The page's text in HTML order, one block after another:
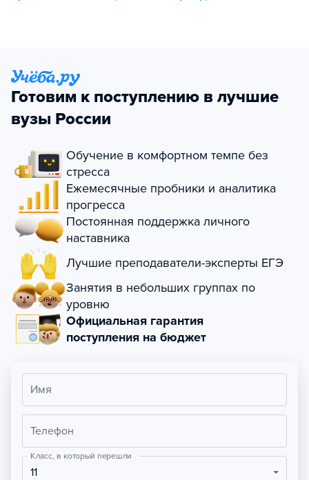
Готовим к поступлению в лучшие
вузы России
Обучение в комфортном темпе без
стресса
Ежемесячные пробники и аналитика
прогресса
Постоянная поддержка личного
наставника
Лучшие преподаватели-эксперты ЕГЭ
Занятия в небольших группах по
уровню
Официальная гарантия
поступления на бюджет
Имя
Телефон
Класс, в который перешли
11